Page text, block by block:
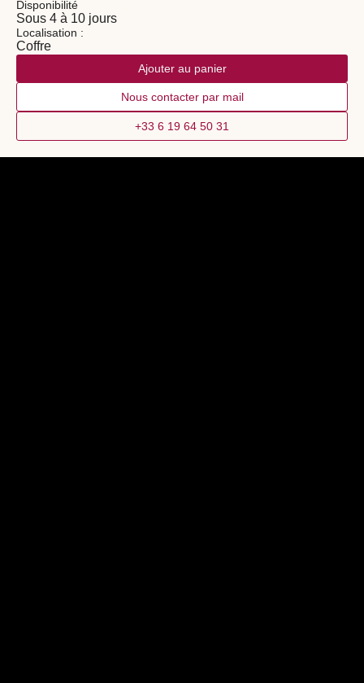
Ajouter au panier
Nous contacter par mail
+33 6 19 64 50 31
Disponibilité
Sous 4 à 10 jours
Localisation :
Coffre